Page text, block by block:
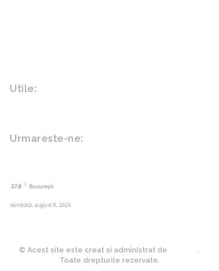
Utile:
Urmareste-ne:
37.8 C București
sâmbătă, august 8, 2026
© Acest site este creat si administrat de
.
Toate drepturile rezervate.